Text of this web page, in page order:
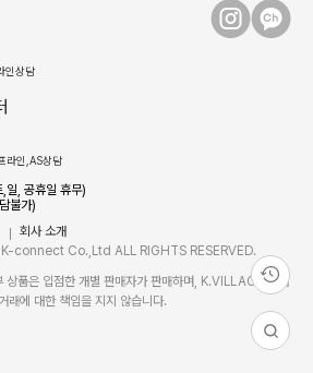
인상담
라인,AS상담
, 공휴일 휴무)
불가)
회사 소개
connect Co.,Ltd ALL RIGHTS RESERVED.
상품은 입점한 개별 판매자가 판매하며, K.VILLAGE는 해
래에 대한 책임을 지지 않습니다.